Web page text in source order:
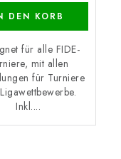
DEN KORB
für alle FIDE-
mit allen
für Turniere
Inkl....